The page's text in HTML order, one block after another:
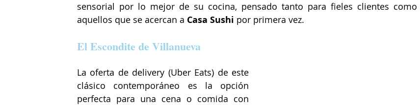
sensorial por lo mejor de su cocina, pensado tanto para fieles clientes como
aquellos que se acercan a Casa Sushi por primera vez.
El Escondite de Villanueva
La oferta de delivery (Uber Eats) de este
clásico contemporáneo es la opción
perfecta para una cena o comida con